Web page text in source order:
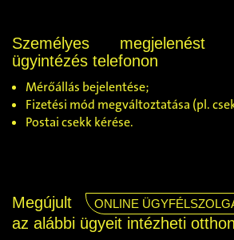
Személyes
ügyintézés telefonon
Mérőállás bejelentése;
Fizetési mód megváltoztatása (pl.
Postai csekk kérése.
Megújult ONLINE
az alábbi ügyeit intézheti